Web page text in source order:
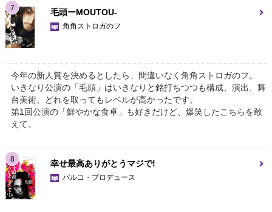
7 毛頭ーMOUTOU-
角角ストロガのフ
今年の新人賞を決めるとしたら、間違いなく角角ストロガのフ。
いきなり公演の「毛頭」はいきなりと銘打ちつつも構成、演出、舞
台美術、どれを取ってもレベルが高かったです。
第1回公演の「鮮やかな食卓」も好きだけど、爆笑したこちらを敢
えて。
8 幸せ最高ありがとうマジで!
パルコ・プロデュース